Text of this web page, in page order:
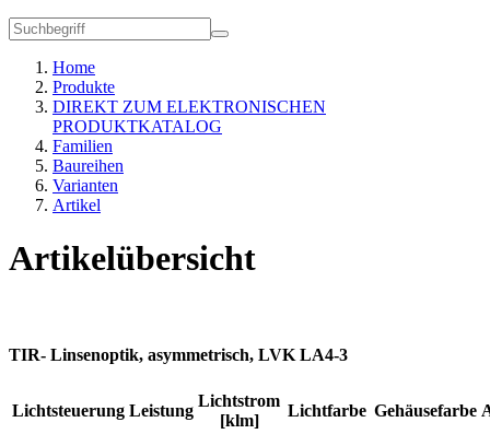
Home
Produkte
DIREKT ZUM ELEKTRONISCHEN
PRODUKTKATALOG
Familien
Baureihen
Varianten
Artikel
Artikelübersicht
TIR- Linsenoptik, asymmetrisch, LVK LA4-3
Lichtsteuerung Leistung
Lichtstrom
[klm]
Lichtfarbe Gehäusefarbe